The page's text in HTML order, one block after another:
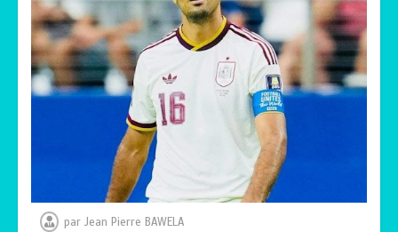
TRANSFORMATION SOCIALE :
L’importance pour le Togo d’avoir une
Feuille de route
5 minutes
TOGO : Sauver la mère devient un
indicateur de civilisation
0
4 minutes
par Jean Pierre BAWELA